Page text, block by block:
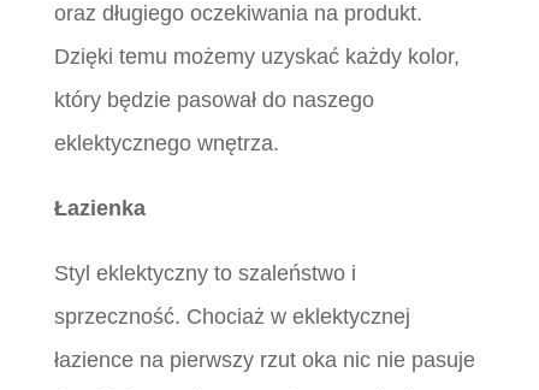
oraz długiego oczekiwania na produkt.
Dzięki temu możemy uzyskać każdy kolor,
który będzie pasował do naszego
eklektycznego wnętrza.
Łazienka
Styl eklektyczny to szaleństwo i
sprzeczność. Chociaż w eklektycznej
łazience na pierwszy rzut oka nic nie pasuje